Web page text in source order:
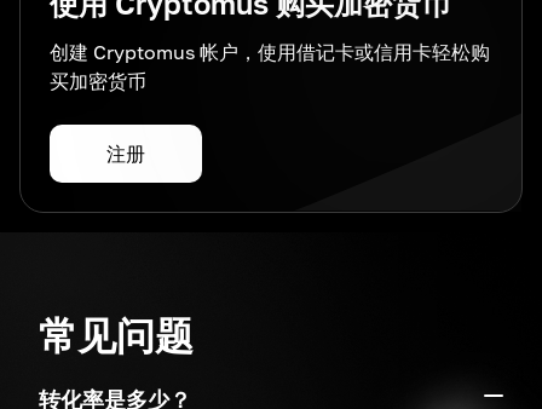
创建 Cryptomus 帐户，使用借记卡或信用卡轻松购
买加密货币
注册
常见问题
转化率是多少？